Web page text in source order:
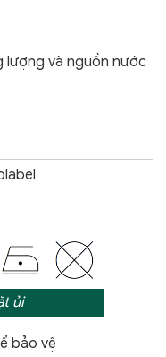
lượng và nguồn nước
ủi
bảo vệ